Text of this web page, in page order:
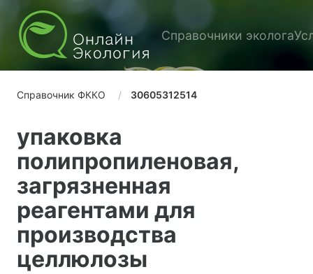
Справочники эколога
Справочник ФККО 30605312514
упаковка
полипропиленовая,
загрязненная
реагентами для
производства
целлюлозы